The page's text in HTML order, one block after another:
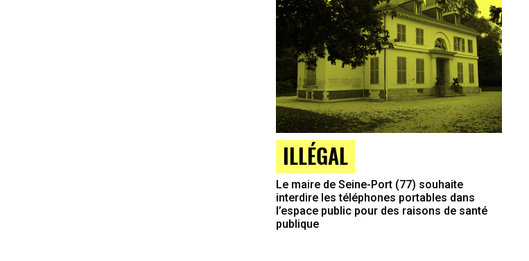
ILLÉGAL
Le maire de Seine-Port (77) souhaite
interdire les téléphones portables dans
l’espace public pour des raisons de santé
publique